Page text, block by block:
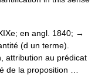
en angl. 1840; →
(d un terme).
attribution au prédicat
de la proposition …